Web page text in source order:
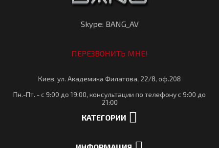
Skype: BANG_AV
ПЕРЕЗВОНИТЬ МНЕ!
Киев, ул. Академика Филатова, 22/8, оф.208
Пн.-Пт. - с 9:00 до 19:00, консультации по телефону с 9:00 до
21:00
КАТЕГОРИИ